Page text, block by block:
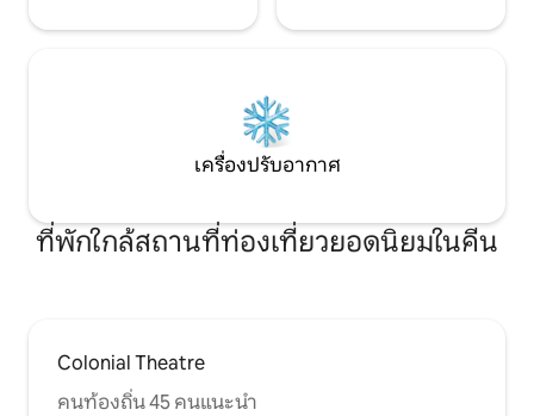
เครื่องปรับอากาศ
ที่พักใกล้สถานที่ท่องเที่ยวยอดนิยมในคีน
Colonial Theatre
คนท้องถิ่น 45 คนแนะนำ